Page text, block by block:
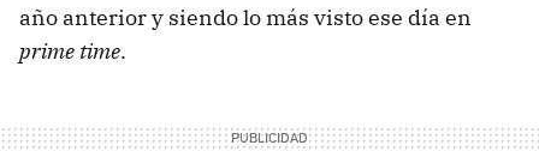
año anterior y siendo lo más visto ese día en
prime time.